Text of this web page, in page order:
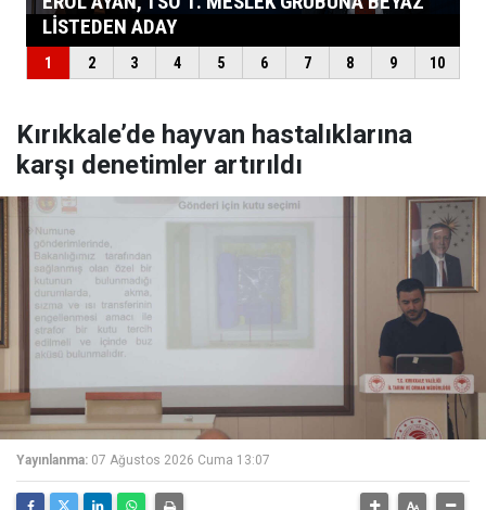
Kırıkkale’de hayvan hastalıklarına
karşı denetimler artırıldı
Yayınlanma: 07 Ağustos 2026 Cuma 13:07